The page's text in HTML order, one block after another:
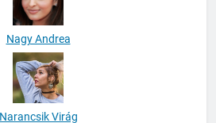
Nagy Andrea